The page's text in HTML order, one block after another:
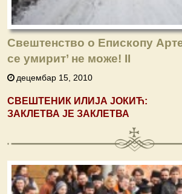
Свештенство о Епископу
се умирит’ не може! II
децембар 15, 2010
СВЕШТЕНИК ИЛИЈА ЈОКИЋ:
ЗАКЛЕТВА ЈЕ ЗАКЛЕТВА